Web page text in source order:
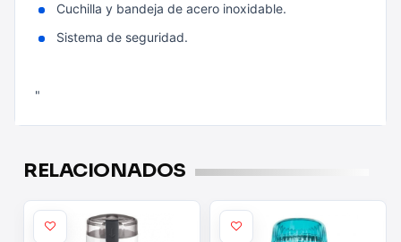
Cuchilla y bandeja de acero inoxidable.
Sistema de seguridad.
"
RELACIONADOS